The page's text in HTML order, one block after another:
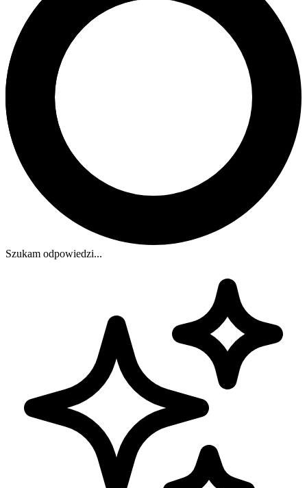
Szukam odpowiedzi...